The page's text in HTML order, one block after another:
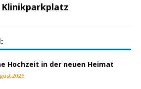
Hochzeit in der neuen Heimat
2026